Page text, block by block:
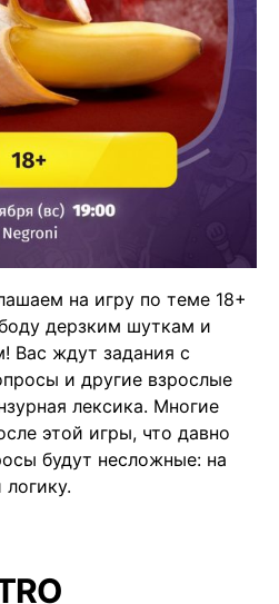
на игру по теме 18+
дерзким шуткам и
Вас ждут задания с
и другие взрослые
лексика. Многие
этой игры, что давно
будут несложные: на